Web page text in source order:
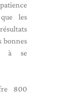
les
bonnes
à se
800